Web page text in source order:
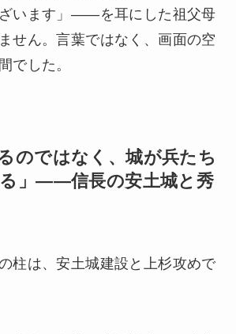
います」——を耳にした祖父母
せん。言葉ではなく、画面の空
でした。
のではなく、城が兵たち
」——信長の安土城と秀
柱は、安土城建設と上杉攻めで